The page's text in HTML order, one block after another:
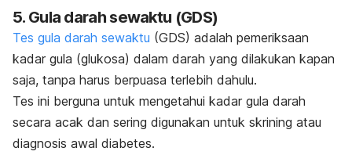
5. Gula darah sewaktu (GDS)
Tes gula darah sewaktu (GDS) adalah pemeriksaan
kadar gula (glukosa) dalam darah yang dilakukan kapan
saja, tanpa harus berpuasa terlebih dahulu.
Tes ini berguna untuk mengetahui kadar gula darah
secara acak dan sering digunakan untuk skrining atau
diagnosis awal diabetes.